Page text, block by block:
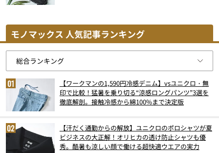
モノマックス 人気記事ランキング
【ワークマンの1,590円冷感デニム】vsユニクロ・無
印で比較！猛暑を乗り切る“涼感ロングパンツ”3選を
徹底解剖。接触冷感から綿100%まで決定版
【汗だく通勤からの解放】ユニクロのポロシャツが夏
ビジネスの大正解！オリヒカの透け防止シャツも優
秀。酷暑も涼しい顔で働ける超快適ウエアの実力